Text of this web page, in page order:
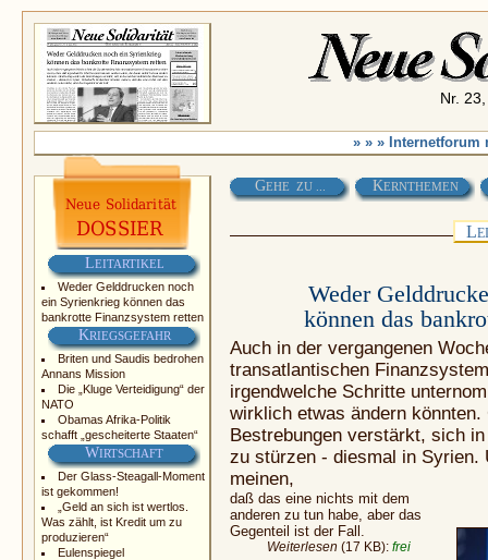
Nr.
» » » Internetforum
LEITARTIKEL
Weder Gelddrucken noch
ein Syrienkrieg können das
bankrotte Finanzsystem retten
KRIEGSGEFAHR
Briten und Saudis bedrohen
Annans Mission
Die „Kluge Verteidigung“ der
NATO
Obamas Afrika-Politik
schafft „gescheiterte Staaten“
WIRTSCHAFT
Der Glass-Steagall-Moment
ist gekommen!
„Geld an sich ist wertlos.
Was zählt, ist Kredit um zu
produzieren“
Eulenspiegel
GEHE ZU ... KERNTHEMEN
L
Weder
können das
Auch in der vergangenen
transatlantischen
irgendwelche Schritte
wirklich etwas ändern
Bestrebungen verstärkt, sich
zu stürzen - diesmal in Syrien.
meinen,
daß das eine nichts mit dem
anderen zu tun habe, aber das
Gegenteil ist der Fall.
Weiterlesen (17 KB): frei